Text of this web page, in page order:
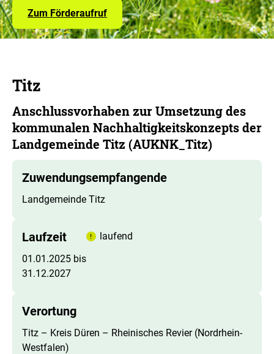
Zum Förderaufruf
Titz
Anschlussvorhaben zur Umsetzung des
kommunalen Nachhaltigkeitskonzepts der
Landgemeinde Titz (AUKNK_Titz)
Zuwendungsempfangende
Landgemeinde Titz
Laufzeit
laufend
01.01.2025 bis
31.12.2027
Verortung
Titz – Kreis Düren – Rheinisches Revier (Nordrhein-
Westfalen)